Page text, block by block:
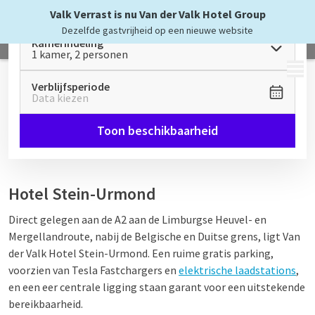
Valk Verrast is nu Van der Valk Hotel Group
Dezelfde gastvrijheid op een nieuwe website
MENU
Kamerindeling
1 kamer, 2 personen
Verblijfsperiode
Data kiezen
Toon beschikbaarheid
Hotel Stein-Urmond
Direct gelegen aan de A2 aan de Limburgse Heuvel- en
Mergellandroute, nabij de Belgische en Duitse grens, ligt Van
der Valk Hotel Stein-Urmond. Een ruime gratis parking,
voorzien van Tesla Fastchargers en elektrische laadstations,
en een eer centrale ligging staan garant voor een uitstekende
bereikbaarheid.